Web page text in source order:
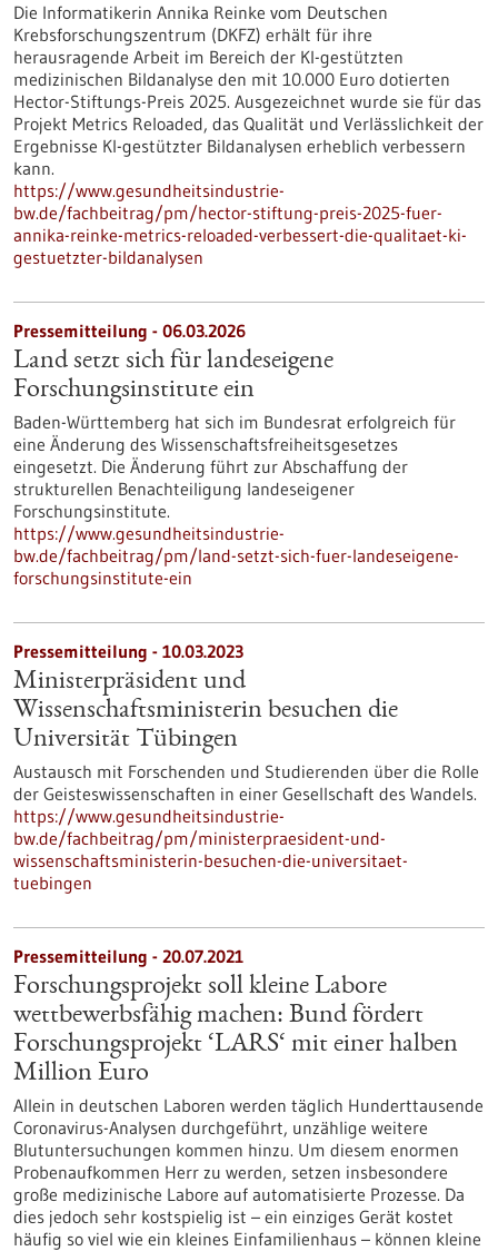
Die Informatikerin Annika Reinke vom Deutschen
Krebsforschungszentrum (DKFZ) erhält für ihre
herausragende Arbeit im Bereich der KI-gestützten
medizinischen Bildanalyse den mit 10.000 Euro dotierten
Hector-Stiftungs-Preis 2025. Ausgezeichnet wurde sie für das
Projekt Metrics Reloaded, das Qualität und Verlässlichkeit der
Ergebnisse KI-gestützter Bildanalysen erheblich verbessern
kann.
https://www.gesundheitsindustrie-
bw.de/fachbeitrag/pm/hector-stiftung-preis-2025-fuer-
annika-reinke-metrics-reloaded-verbessert-die-qualitaet-ki-
gestuetzter-bildanalysen
Pressemitteilung - 06.03.2026
Land setzt sich für landeseigene
Forschungsinstitute ein
Baden-Württemberg hat sich im Bundesrat erfolgreich für
eine Änderung des Wissenschaftsfreiheitsgesetzes
eingesetzt. Die Änderung führt zur Abschaffung der
strukturellen Benachteiligung landeseigener
Forschungsinstitute.
https://www.gesundheitsindustrie-
bw.de/fachbeitrag/pm/land-setzt-sich-fuer-landeseigene-
forschungsinstitute-ein
Pressemitteilung - 10.03.2023
Ministerpräsident und
Wissenschaftsministerin besuchen die
Universität Tübingen
Austausch mit Forschenden und Studierenden über die Rolle
der Geisteswissenschaften in einer Gesellschaft des Wandels.
https://www.gesundheitsindustrie-
bw.de/fachbeitrag/pm/ministerpraesident-und-
wissenschaftsministerin-besuchen-die-universitaet-
tuebingen
Pressemitteilung - 20.07.2021
Forschungsprojekt soll kleine Labore
wettbewerbsfähig machen: Bund fördert
Forschungsprojekt ‘LARS‘ mit einer halben
Million Euro
Allein in deutschen Laboren werden täglich Hunderttausende
Coronavirus-Analysen durchgeführt, unzählige weitere
Blutuntersuchungen kommen hinzu. Um diesem enormen
Probenaufkommen Herr zu werden, setzen insbesondere
große medizinische Labore auf automatisierte Prozesse. Da
dies jedoch sehr kostspielig ist – ein einziges Gerät kostet
häufig so viel wie ein kleines Einfamilienhaus – können kleine